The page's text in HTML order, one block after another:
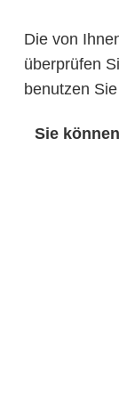
Die von
überprüfen
benutzen
Sie